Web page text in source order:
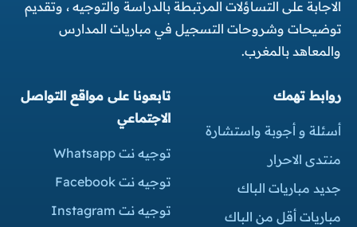
الاجابة على التساؤلات المرتبطة بالدراسة والتوجيه ، وتقديم
توضيحات وشروحات التسجيل في مباريات المدارس
والمعاهد بالمغرب.
روابط تهمك
أسئلة و أجوبة واستشارة
منتدى الاحرار
جديد مباريات الباك
مباريات أقل من الباك
تابعونا على مواقع التواصل
الاجتماعي
توجيه نت Whatsapp
توجيه نت Facebook
توجيه نت Instagram